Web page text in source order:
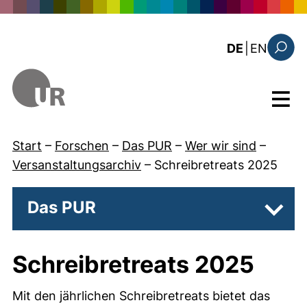
DE EN: the
Menü
Start – Forschen – Das PUR – Wer wir sind –
Versanstaltungsarchiv – Schreibretreats 2025
Das PUR
Schreibretreats 2025
Mit den jährlichen Schreibretreats bietet das